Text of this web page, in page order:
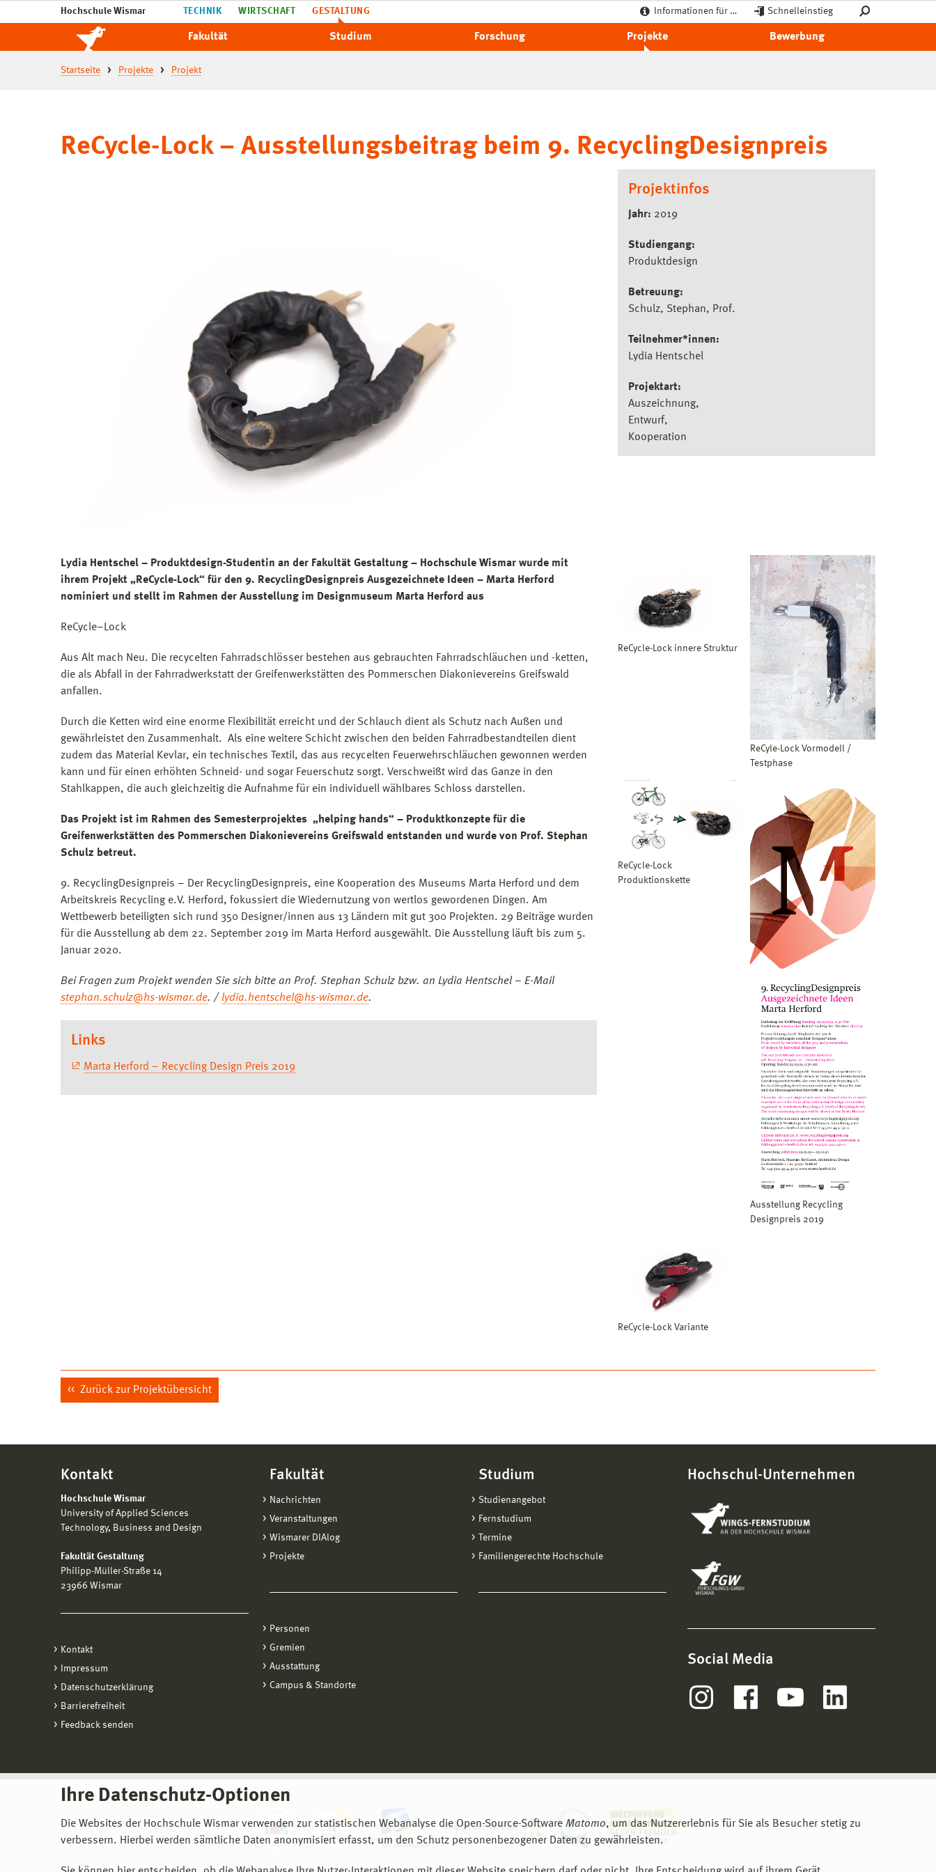
Hochschule Wismar TECHNIK WIRTSCHAFT GESTALTUNG Informationen für … Schnelleinstieg
Fakultät Studium Forschung Projekte Bewerbung
Startseite Projekte Projekt
Ihre Datenschutz-Optionen
Die Websites der Hochschule Wismar verwenden zur statistischen Webanalyse die Open-Source-Software Matomo, um das Nutzererlebnis für Sie als Besucher stetig zu
verbessern. Hierbei werden sämtliche Daten anonymisiert erfasst, um den Schutz personenbezogener Daten zu gewährleisten.
ReCycle-Lock – Ausstellungsbeitrag beim 9. RecyclingDesignpreis
Projektinfos
Jahr: 2019
Studiengang:
Produktdesign
Betreuung:
Schulz, Stephan, Prof.
Teilnehmer*innen:
Lydia Hentschel
Projektart:
Auszeichnung
Entwurf
Kooperation
Lydia Hentschel – Produktdesign-Studentin an der Fakultät Gestaltung – Hochschule Wismar wurde mit
ihrem Projekt „ReCycle-Lock“ für den 9. RecyclingDesignpreis Ausgezeichnete Ideen – Marta Herford
nominiert und stellt im Rahmen der Ausstellung im Designmuseum Marta Herford aus
ReCycle–Lock
Aus Alt mach Neu. Die recycelten Fahrradschlösser bestehen aus gebrauchten Fahrradschläuchen und -ketten,
die als Abfall in der Fahrradwerkstatt der Greifenwerkstätten des Pommerschen Diakonievereins Greifswald
anfallen.
Durch die Ketten wird eine enorme Flexibilität erreicht und der Schlauch dient als Schutz nach Außen und
gewährleistet den Zusammenhalt. Als eine weitere Schicht zwischen den beiden Fahrradbestandteilen dient
zudem das Material Kevlar, ein technisches Textil, das aus recycelten Feuerwehrschläuchen gewonnen werden
kann und für einen erhöhten Schneid- und sogar Feuerschutz sorgt. Verschweißt wird das Ganze in den
Stahlkappen, ­­­­die auch gleichzeitig die Aufnahme für ein individuell wählbares Schloss darstellen.
Das Projekt ist im Rahmen des Semesterprojektes „helping hands“ – Produktkonzepte für die
Greifenwerkstätten des Pommerschen Diakonievereins Greifswald entstanden und wurde von Prof. Stephan
Schulz betreut.
9. RecyclingDesignpreis – Der RecyclingDesignpreis, eine Kooperation des Museums Marta Herford und dem
Arbeitskreis Recycling e.V. Herford, fokussiert die Wiedernutzung von wertlos gewordenen Dingen. Am
Wettbewerb beteiligten sich rund 350 Designer/innen aus 13 Ländern mit gut 300 Projekten. 29 Beiträge wurden
für die Ausstellung ab dem 22. September 2019 im Marta Herford ausgewählt. Die Ausstellung läuft bis zum 5.
Januar 2020.
Bei Fragen zum Projekt wenden Sie sich bitte an Prof. Stephan Schulz bzw. an Lydia Hentschel – E-Mail
stephan.schulz@hs-wismar.de. / lydia.hentschel@hs-wismar.de.
Links
Marta Herford – Recycling Design Preis 2019
ReCycle-Lock innere Struktur
ReCyle-Lock Vormodell /
Testphase
ReCycle-Lock
Produktionskette
Ausstellung Recycling
Designpreis 2019
ReCycle-Lock Variante
Zurück zur Projektübersicht
Kontakt
Hochschule Wismar
University of Applied Sciences
Technology, Business and Design
Fakultät Gestaltung
Philipp-Müller-Straße 14
23966 Wismar
Kontakt
Impressum
Datenschutzerklärung
Barrierefreiheit
Feedback senden
Fakultät
Nachrichten
Veranstaltungen
Wismarer DIAlog
Projekte
Personen
Gremien
Ausstattung
Campus & Standorte
Studium
Studienangebot
Fernstudium
Termine
Familiengerechte Hochschule
Hochschul-Unternehmen
Social Media